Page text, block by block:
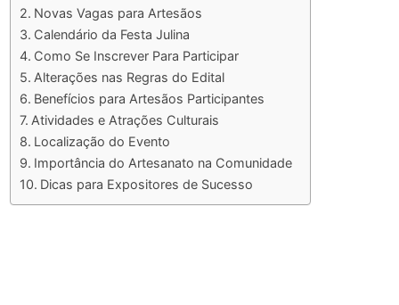
Novas Vagas para Artesãos
Calendário da Festa Julina
Como Se Inscrever Para Participar
Alterações nas Regras do Edital
Benefícios para Artesãos Participantes
Atividades e Atrações Culturais
Localização do Evento
Importância do Artesanato na Comunidade
Dicas para Expositores de Sucesso